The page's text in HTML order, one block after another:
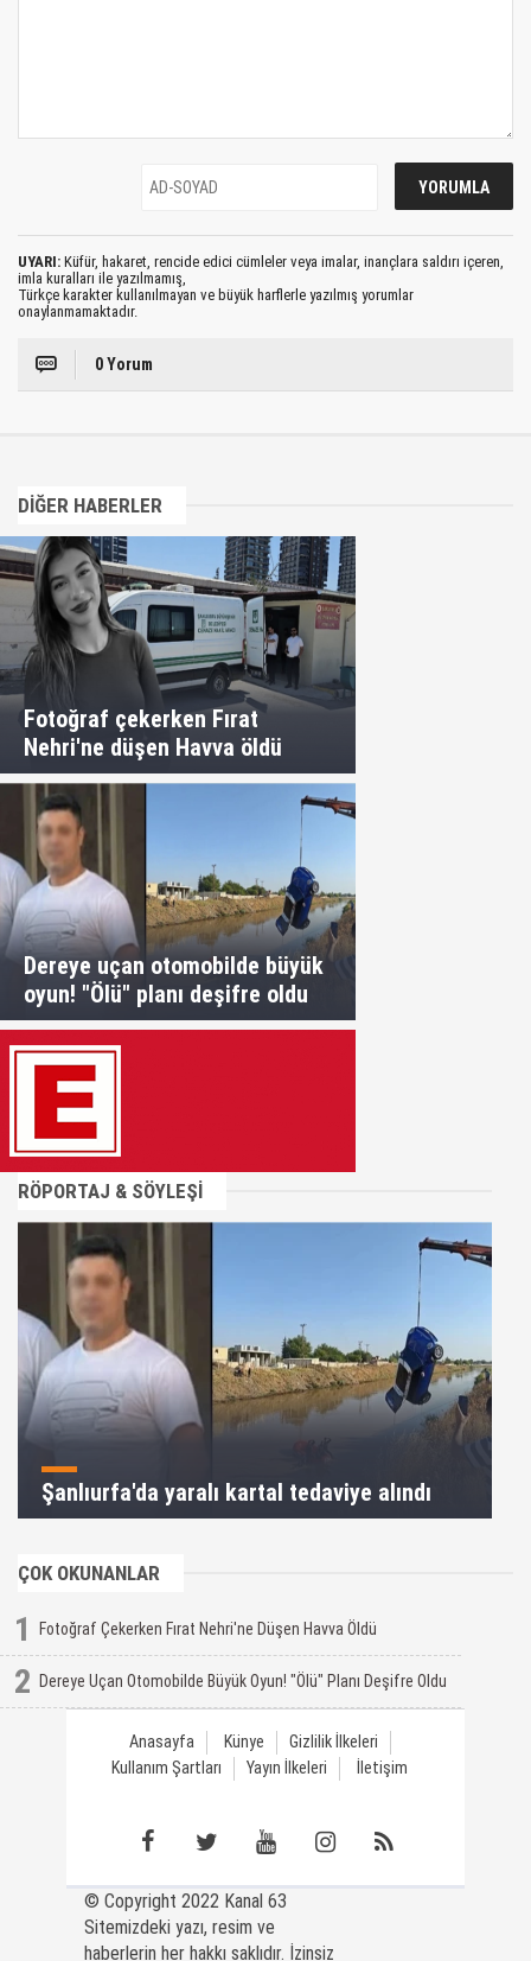
UYARI: Küfür, hakaret, rencide edici cümleler veya imalar, inançlara saldırı içeren,
imla kuralları ile yazılmamış,
Türkçe karakter kullanılmayan ve büyük harflerle yazılmış yorumlar
onaylanmamaktadır.
0 Yorum
DİĞER HABERLER
Fotoğraf çekerken Fırat
Nehri'ne düşen Havva öldü
Dereye uçan otomobilde büyük
oyun! "Ölü" planı deşifre oldu
RÖPORTAJ & SÖYLEŞİ
Şanlıurfa'da yaralı kartal tedaviye alındı
ÇOK OKUNANLAR
1 Fotoğraf Çekerken Fırat Nehri'ne Düşen Havva Öldü
2 Dereye Uçan Otomobilde Büyük Oyun! "Ölü" Planı Deşifre Oldu
Anasayfa Künye
Gizlilik İlkeleri
Kullanım Şartları
Yayın İlkeleri İletişim
© Copyright 2022 Kanal 63
Sitemizdeki yazı, resim ve
haberlerin her hakkı saklıdır. İzinsiz